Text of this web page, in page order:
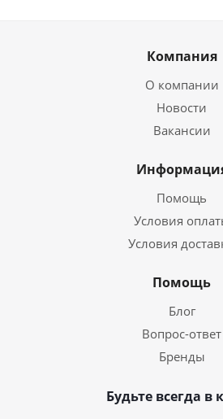
Компания
О компании
Новости
Вакансии
Помощь
Условия
Условия
Помощь
Блог
Вопрос-ответ
Бренды
Будьте всегда в